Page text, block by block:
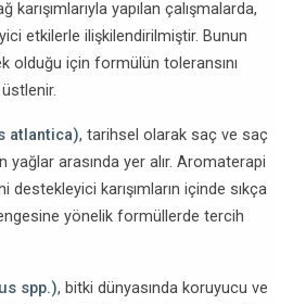
karışımlarıyla yapılan çalışmalarda,
etkilerle ilişkilendirilmiştir. Bunun
olduğu için formülün toleransını
atlantica), tarihsel olarak saç ve saç
yağlar arasında yer alır. Aromaterapi
destekleyici karışımların içinde sıkça
yönelik formüllerde tercih
spp.), bitki dünyasında koruyucu ve